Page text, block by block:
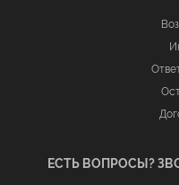
ЕСТЬ ВОПРОСЫ?